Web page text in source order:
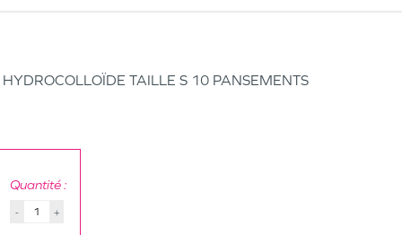
TAILLE S 10 PANSEMENTS
Quantité :
- +